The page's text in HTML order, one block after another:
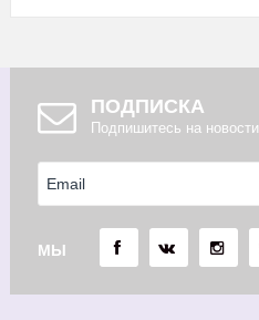
ПОДПИСКА
Подпишитесь на новости
МЫ